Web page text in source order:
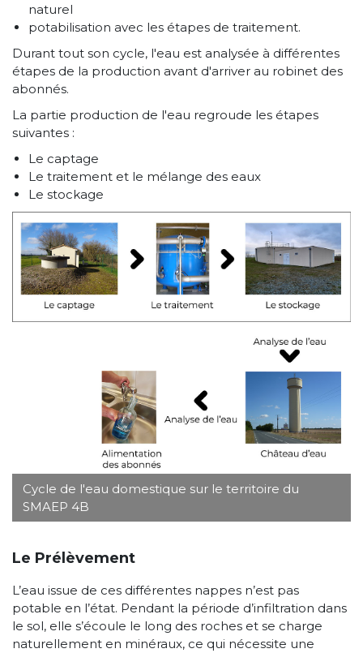
naturel
potabilisation avec les étapes de traitement.
Durant tout son cycle, l'eau est analysée à différentes
étapes de la production avant d'arriver au robinet des
abonnés.
La partie production de l'eau regroude les étapes
suivantes :
Le captage
Le traitement et le mélange des eaux
Le stockage
Cycle de l'eau domestique sur le territoire du
SMAEP 4B
Le Prélèvement
L’eau issue de ces différentes nappes n’est pas
potable en l’état. Pendant la période d’infiltration dans
le sol, elle s’écoule le long des roches et se charge
naturellement en minéraux, ce qui nécessite une